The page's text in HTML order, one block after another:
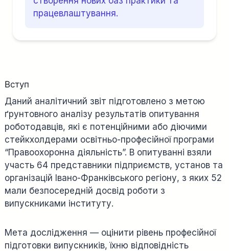
працевлаштування.
Вступ
Даний аналітичний звіт підготовлено з метою
ґрунтовного аналізу результатів опитування
роботодавців, які є потенційними або діючими
стейкхолдерами освітньо-професійної програми
“Правоохоронна діяльність”. В опитуванні взяли
участь 64 представники підприємств, установ та
організацій Івано-Франківського регіону, з яких 52
мали безпосередній досвід роботи з
випускниками інституту.
Мета дослідження — оцінити рівень професійної
підготовки випускників, їхню відповідність